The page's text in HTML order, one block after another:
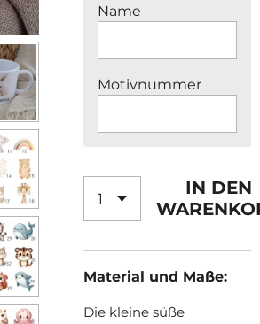
Name
Motivnummer
IN DEN
Material und Maße:
Die kleine süße